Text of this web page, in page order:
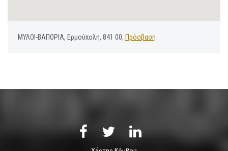
ΜΥΛΟΙ-ΒΑΠΟΡΙΑ, Ερμούπολη, 841 00, Πρόσβαση